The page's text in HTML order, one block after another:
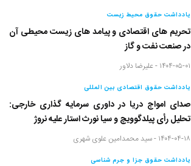
یادداشت حقوق محیط زیست
تحریم های اقتصادی و پیامد های زیست محیطی آن
در صنعت نفت و گاز
۱۴۰۴-۰۵-۰۱ - علیرضا دلاور
یادداشت حقوق اقتصادی بین المللی
صدای امواج دریا در داوری سرمایه گذاری خارجی:
تحلیل رأی پیلدگوویچ و سیا نورث استار علیه نروژ
۱۴۰۴-۰۴-۱۸ - سید محمدامین علوی شهری
یادداشت حقوق جزا و جرم شناسی